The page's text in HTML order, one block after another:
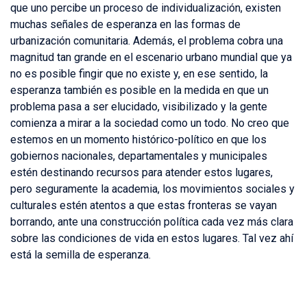
que uno percibe un proceso de individualización, existen
muchas señales de esperanza en las formas de
urbanización comunitaria. Además, el problema cobra una
magnitud tan grande en el escenario urbano mundial que ya
no es posible fingir que no existe y, en ese sentido, la
esperanza también es posible en la medida en que un
problema pasa a ser elucidado, visibilizado y la gente
comienza a mirar a la sociedad como un todo. No creo que
estemos en un momento histórico-político en que los
gobiernos nacionales, departamentales y municipales
estén destinando recursos para atender estos lugares,
pero seguramente la academia, los movimientos sociales y
culturales estén atentos a que estas fronteras se vayan
borrando, ante una construcción política cada vez más clara
sobre las condiciones de vida en estos lugares. Tal vez ahí
está la semilla de esperanza.